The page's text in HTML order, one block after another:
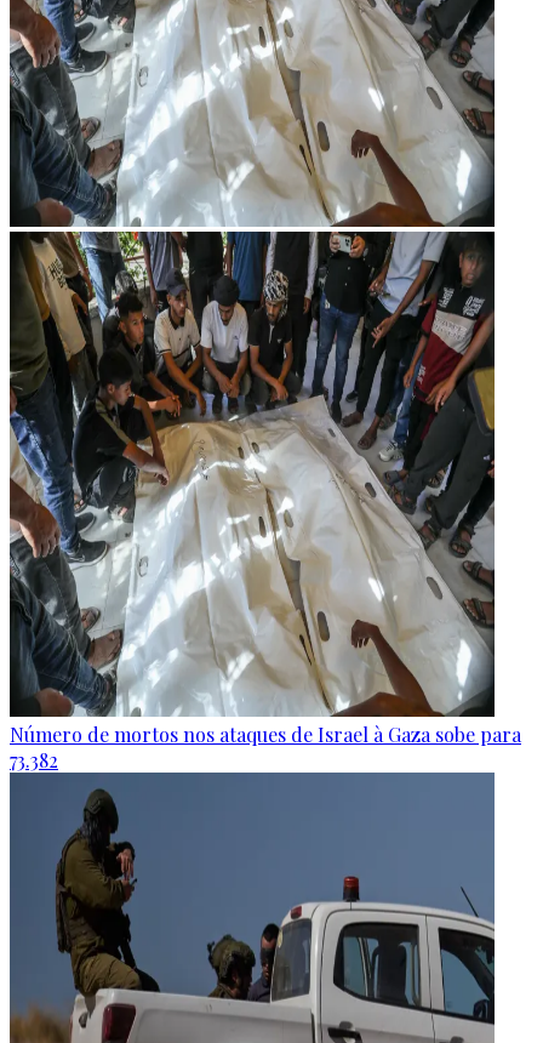
Número de mortos nos ataques de Israel à Gaza sobe para
73.382